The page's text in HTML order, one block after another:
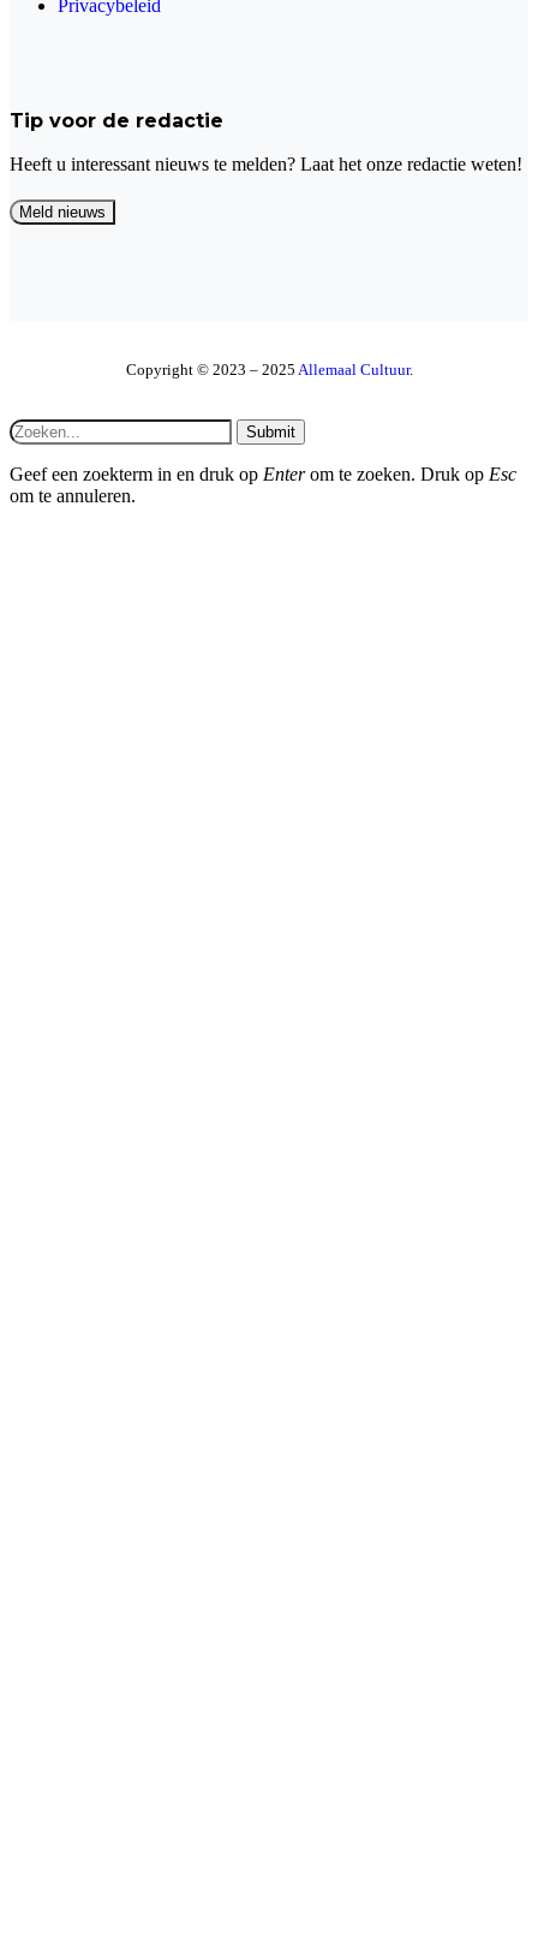
Privacybeleid
Tip voor de redactie
Heeft u interessant nieuws te melden? Laat het onze redactie weten!
Copyright © 2023 – 2025 Allemaal Cultuur.
Submit
Geef een zoekterm in en druk op Enterom te zoeken. Druk op Esc
om te annuleren.